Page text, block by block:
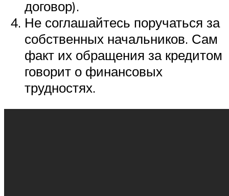
договор).
Не соглашайтесь поручаться за
собственных начальников. Сам
факт их обращения за кредитом
говорит о финансовых
трудностях.